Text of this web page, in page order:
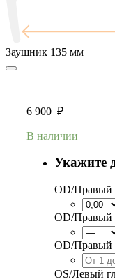
Заушник 135 мм
6 900 ₽
В наличии
Укажите
OD/Правый
OD/Правый
OD/Правый
OS/Левый